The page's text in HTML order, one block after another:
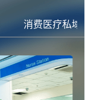
消费医疗私域